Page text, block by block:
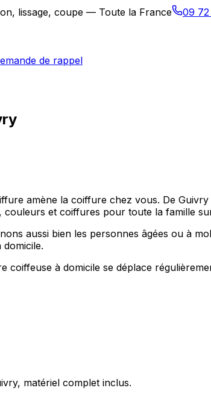
lissage, coupe — Toute la France 09 72
de rappel
amène la coiffure chez vous. De
et coiffures pour toute la famille
aussi bien les personnes âgées ou à
coiffeuse à domicile se déplace
matériel complet inclus.